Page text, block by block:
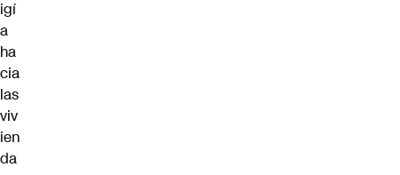
igí
a
ha
cia
las
viv
ien
da